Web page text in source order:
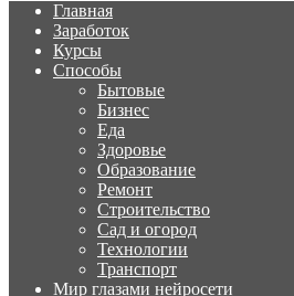
Главная
Заработок
Курсы
Способы
Бытовые
Бизнес
Еда
Здоровье
Образование
Ремонт
Строительство
Сад и огород
Технологии
Транспорт
Мир глазами нейросети